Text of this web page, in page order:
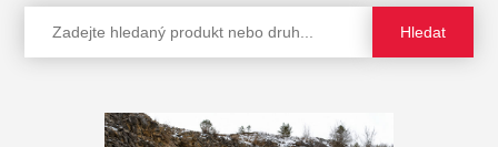
Hledat